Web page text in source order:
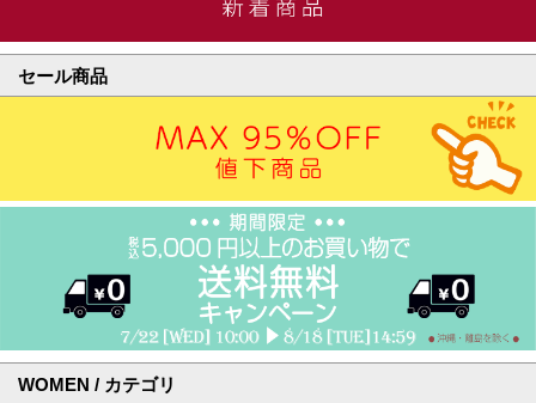
セール商品
WOMEN / カテゴリ